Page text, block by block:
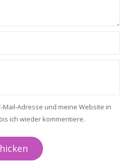
Mail-Adresse und meine Website in
ich wieder kommentiere.